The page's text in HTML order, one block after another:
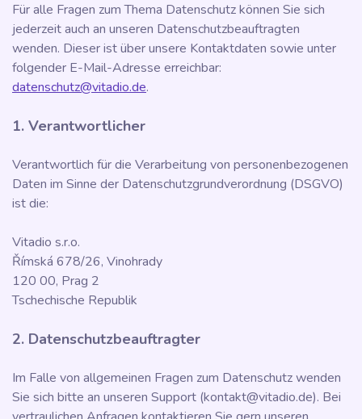
Für alle Fragen zum Thema Datenschutz können Sie sich
jederzeit auch an unseren Datenschutzbeauftragten
wenden. Dieser ist über unsere Kontaktdaten sowie unter
folgender E-Mail-Adresse erreichbar:
datenschutz@vitadio.de.
1. Verantwortlicher
Verantwortlich für die Verarbeitung von personenbezogenen
Daten im Sinne der Datenschutzgrundverordnung (DSGVO)
ist die:
Vitadio s.r.o.
Římská 678/26, Vinohrady
120 00, Prag 2
Tschechische Republik
2. Datenschutzbeauftragter
Im Falle von allgemeinen Fragen zum Datenschutz wenden
Sie sich bitte an unseren Support (kontakt@vitadio.de). Bei